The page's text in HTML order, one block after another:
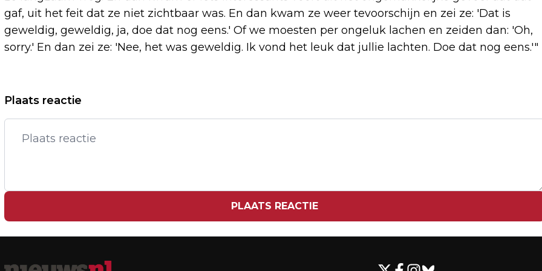
gaf, uit het feit dat ze niet zichtbaar was. En dan kwam ze weer tevoorschijn en zei ze: 'Dat is
geweldig, geweldig, ja, doe dat nog eens.' Of we moesten per ongeluk lachen en zeiden dan: 'Oh,
sorry.' En dan zei ze: 'Nee, het was geweldig. Ik vond het leuk dat jullie lachten. Doe dat nog eens.'"
Vorig artikel
KUNSTRIJDPAAR DANILOVA EN TSIBA
GRIJPT NAAST TICKET VOOR SPELEN
JEREMY RENNER ONTKENT
Plaats reactie
PLAATS REACTIE